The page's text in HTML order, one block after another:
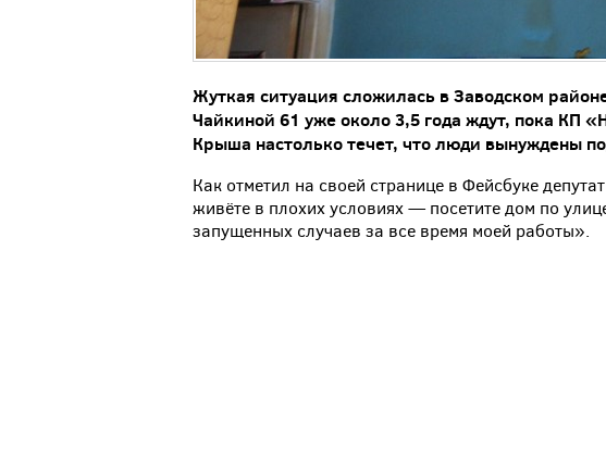
Жуткая ситуация сложилась в Заводском
Чайкиной 61 уже около 3,5 года ждут, пока КП
Крыша настолько течет, что люди вынуждены
Как отметил на своей странице в Фейсбуке депутат
живёте в плохих условиях — посетите дом по
запущенных случаев за все время моей работы».